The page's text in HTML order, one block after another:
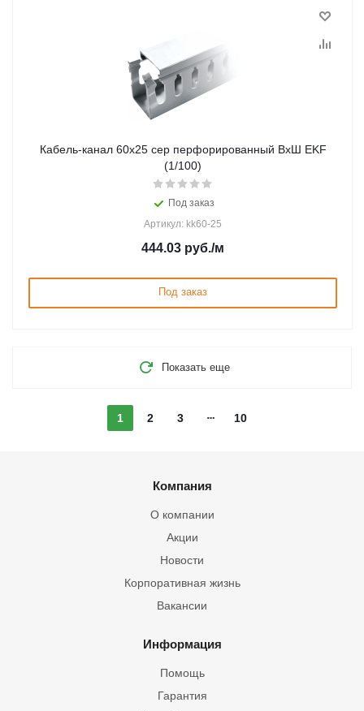
Кабель-канал 60х25 сер перфорированный ВхШ EKF
(1/100)
Под заказ
Артикул: kk60-25
444.03 руб./м
Под заказ
Показать еще
1 2 3 10
Компания
О компании
Акции
Новости
Корпоративная жизнь
Вакансии
Информация
Помощь
Гарантия